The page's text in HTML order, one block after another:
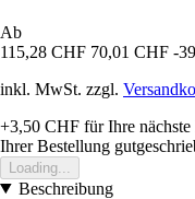
Ab
115,28 CHF 70,01 CHF -
inkl. MwSt. zzgl.
+3,50 CHF für Ihre
Ihrer Bestellung
Loading...
Beschreibung